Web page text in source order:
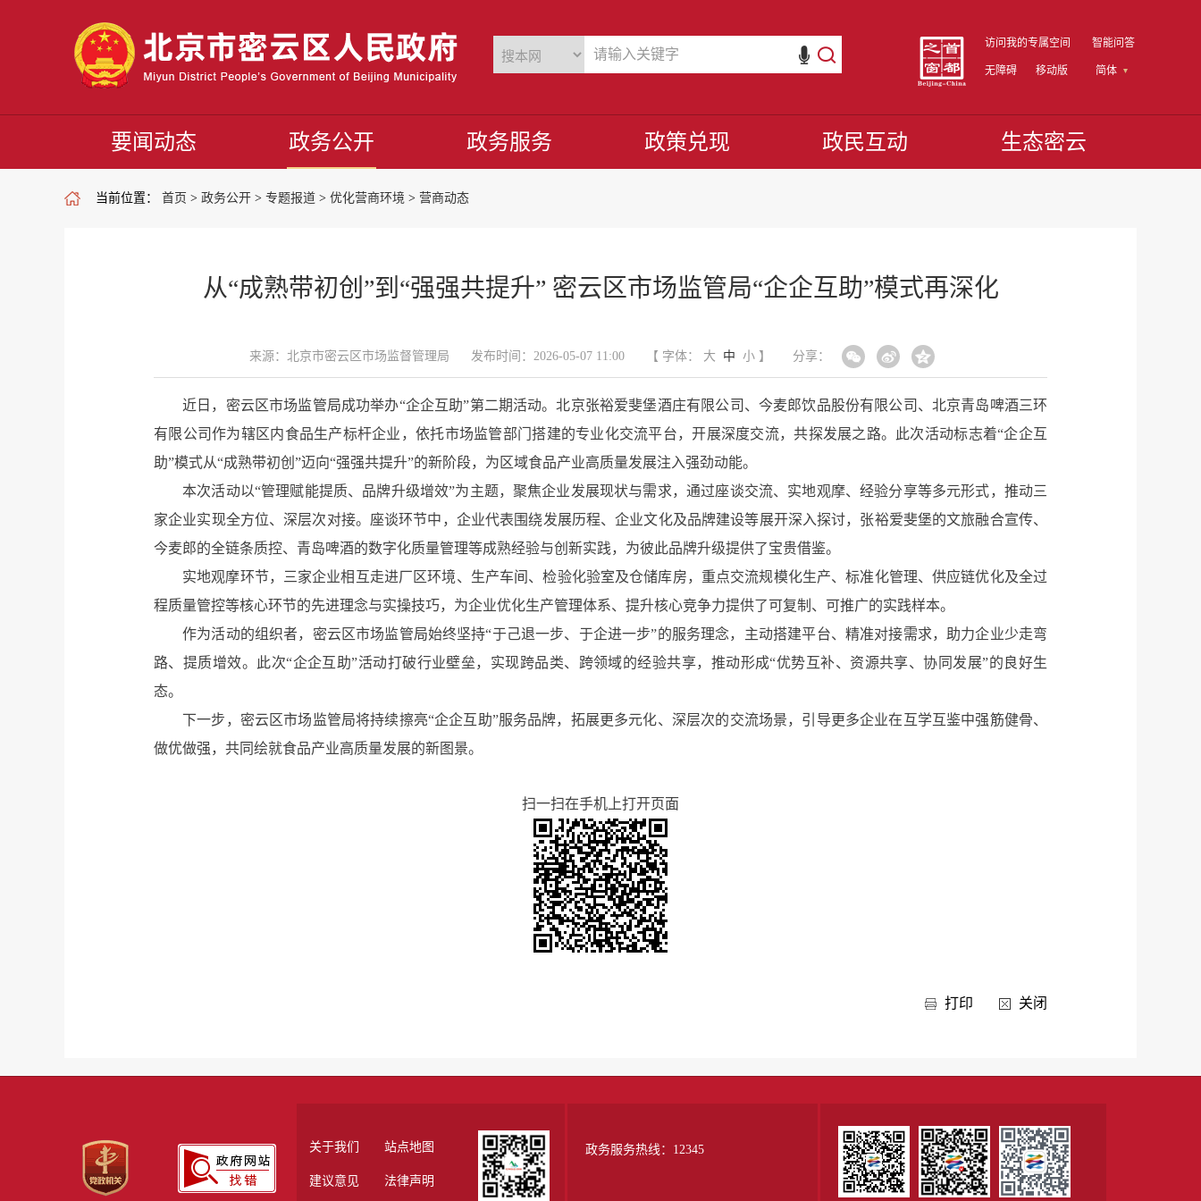
访问我的专属空间 智能问答
无障碍 移动版 简体
要闻动态 政务公开 政务服务 政策兑现 政民互动 生态密云
当前位置： 首页 > 政务公开 > 专题报道 > 优化营商环境 > 营商动态
从“成熟带初创”到“强强共提升” 密云区市场监管局“企企互助”模式再深化
来源：北京市密云区市场监督管理局 发布时间：2026-05-07 11:00 【 字体： 大 中 小】 分享：
近日，密云区市场监管局成功举办“企企互助”第二期活动。北京张裕爱斐堡酒庄有限公司、今麦郎饮品股份有限公司、北京青岛啤酒三环
有限公司作为辖区内食品生产标杆企业，依托市场监管部门搭建的专业化交流平台，开展深度交流，共探发展之路。此次活动标志着“企企互
助”模式从“成熟带初创”迈向“强强共提升”的新阶段，为区域食品产业高质量发展注入强劲动能。
本次活动以“管理赋能提质、品牌升级增效”为主题，聚焦企业发展现状与需求，通过座谈交流、实地观摩、经验分享等多元形式，推动三
家企业实现全方位、深层次对接。座谈环节中，企业代表围绕发展历程、企业文化及品牌建设等展开深入探讨，张裕爱斐堡的文旅融合宣传、
今麦郎的全链条质控、青岛啤酒的数字化质量管理等成熟经验与创新实践，为彼此品牌升级提供了宝贵借鉴。
实地观摩环节，三家企业相互走进厂区环境、生产车间、检验化验室及仓储库房，重点交流规模化生产、标准化管理、供应链优化及全过
程质量管控等核心环节的先进理念与实操技巧，为企业优化生产管理体系、提升核心竞争力提供了可复制、可推广的实践样本。
作为活动的组织者，密云区市场监管局始终坚持“于己退一步、于企进一步”的服务理念，主动搭建平台、精准对接需求，助力企业少走弯
路、提质增效。此次“企企互助”活动打破行业壁垒，实现跨品类、跨领域的经验共享，推动形成“优势互补、资源共享、协同发展”的良好生
态。
下一步，密云区市场监管局将持续擦亮“企企互助”服务品牌，拓展更多元化、深层次的交流场景，引导更多企业在互学互鉴中强筋健骨、
做优做强，共同绘就食品产业高质量发展的新图景。
扫一扫在手机上打开页面
打印 关闭
关于我们 站点地图
建议意见 法律声明
政务服务热线：12345